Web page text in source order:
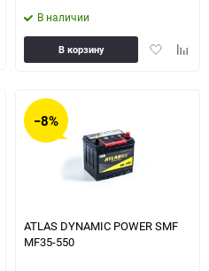
В наличии
Добавить
В корзину
−8%
ATLAS DYNAMIC POWER SMF
MF35-550